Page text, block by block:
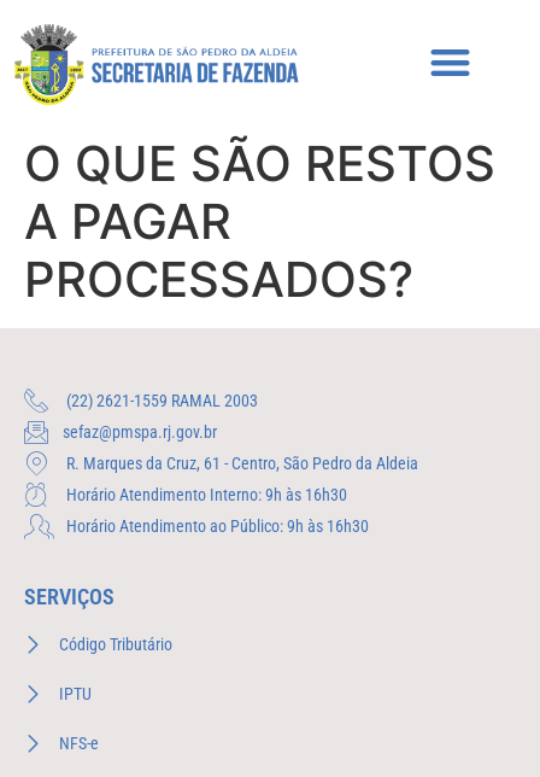
O QUE SÃO RESTOS
A PAGAR
PROCESSADOS?
(22) 2621-1559 RAMAL 2003
sefaz@pmspa.rj.gov.br
R. Marques da Cruz, 61 - Centro, São Pedro da Aldeia
Horário Atendimento Interno: 9h às 16h30
Horário Atendimento ao Público: 9h às 16h30
SERVIÇOS
Código Tributário
IPTU
NFS-e